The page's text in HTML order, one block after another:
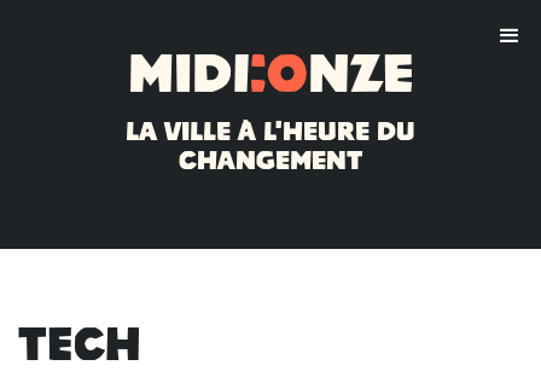
Midi:onze
La ville à l'heure du
changement
Tech